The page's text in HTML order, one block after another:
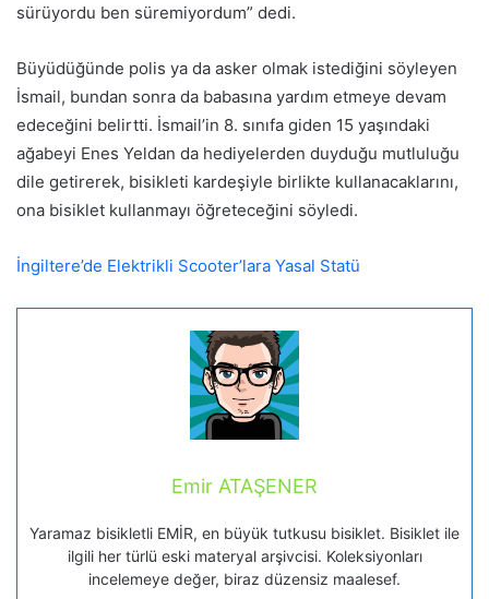
sürüyordu ben süremiyordum” dedi.
Büyüdüğünde polis ya da asker olmak istediğini söyleyen
İsmail, bundan sonra da babasına yardım etmeye devam
edeceğini belirtti. İsmail’in 8. sınıfa giden 15 yaşındaki
ağabeyi Enes Yeldan da hediyelerden duyduğu mutluluğu
dile getirerek, bisikleti kardeşiyle birlikte kullanacaklarını,
ona bisiklet kullanmayı öğreteceğini söyledi.
İngiltere’de Elektrikli Scooter’lara Yasal Statü
Emir ATAŞENER
Yaramaz bisikletli EMİR, en büyük tutkusu bisiklet. Bisiklet ile
ilgili her türlü eski materyal arşivcisi. Koleksiyonları
incelemeye değer, biraz düzensiz maalesef.